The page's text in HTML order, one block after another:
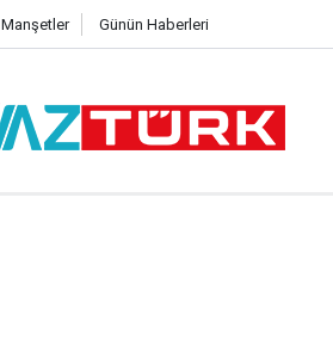
Manşetler Günün Haberleri